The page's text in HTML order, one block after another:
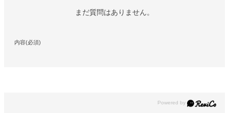
まだ質問はありません。
内容(必須)